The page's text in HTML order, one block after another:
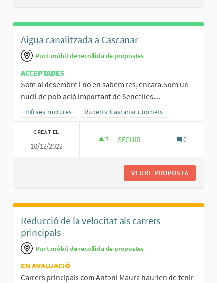
Aigua canalitzada a Cascanar
Punt mòbil de recollida de propostes
ACCEPTADES
Som al desembre i no en sabem res, encara.Som un
nucli de població important de Sencelles....
Resultats al filtrar per la categoria: Infraestructures
Infraestructures Resultats al filtrar per l'àmbit: Ruberts,
Ruberts, Cascanar i Jornets
CREAT EL
18/12/2022
7 7 SEGUIDORES
SEGUIR 0
VEURE PROPOSTA
Reducció de la velocitat als carrers
principals
Punt mòbil de recollida de propostes
EN AVALUACIÓ
Carrers principals com Antoni Maura haurien de tenir